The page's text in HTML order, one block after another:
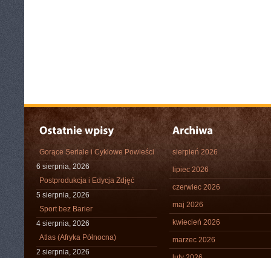
Gorące Seriale i Cyklowe Powieści
6 sierpnia, 2026
Postprodukcja i Edycja Zdjęć
5 sierpnia, 2026
Sport bez Barier
4 sierpnia, 2026
Atlas (Afryka Północna)
2 sierpnia, 2026
sierpień 2026
lipiec 2026
czerwiec 2026
maj 2026
kwiecień 2026
marzec 2026